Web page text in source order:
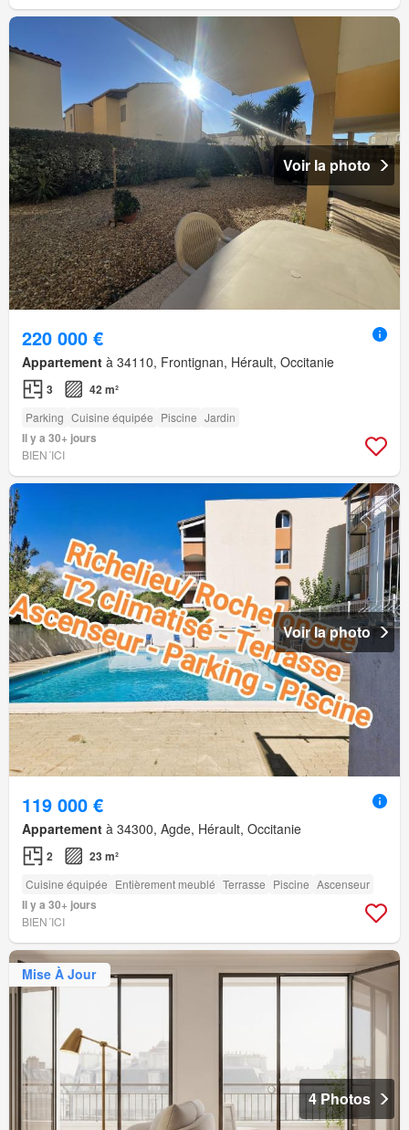
Voir la photo
220 000 €
Appartement à 34110, Frontignan, Hérault, Occitanie
3 42 m²
Parking Cuisine équipée Piscine Jardin
Il y a 30+ jours
BIEN´ICI
Voir la photo
119 000 €
Appartement à 34300, Agde, Hérault, Occitanie
2 23 m²
Cuisine équipée Entièrement meublé Terrasse Piscine Ascenseur
Il y a 30+ jours
BIEN´ICI
Mise À Jour
4 Photos